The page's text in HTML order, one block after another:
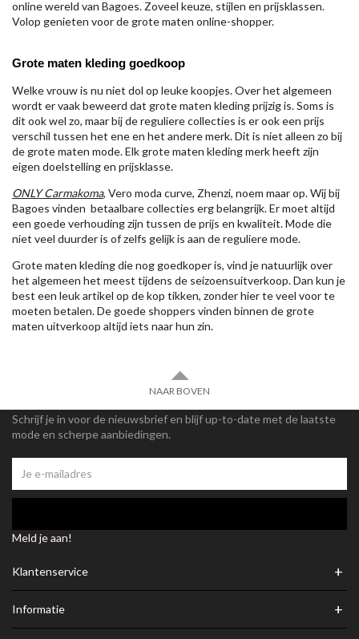
online wereld van Bagoes. Zoveel keuze, stijlen en prijsklassen.
Volop genieten voor de grote maten online-shopper.
Grote maten kleding goedkoop
Welke vrouw is nu niet dol op leuke koopjes. Over het algemeen
wordt er vaak beweerd dat grote maten kleding prijzig is. Soms is
dit ook wel zo, maar bij de reguliere collecties is er ook een prijs
verschil tussen het ene en het andere merk. Dit is niet alleen zo bij
de grote maten mode. Elk grote maten kleding merk heeft zijn
eigen doelstelling en prijsklasse.
ONLY Carmakoma, Vero moda curve, Zhenzi, noem maar op. Wij bij
Bagoes vinden betaalbare collecties erg belangrijk. Er moet altijd
een goede verhouding zijn tussen de prijs en kwaliteit. Mode die
niet veel duurder is of zelfs gelijk is aan de reguliere mode.
Grote maten kleding die nog goedkoper is, vind je natuurlijk over
het algemeen het meest tijdens de seizoensuitverkoop. Dan kun je
best een leuk artikel op de kop tikken, zonder hier te veel voor te
moeten betalen. De goede shoppers vinden binnen de grote
maten uitverkoop altijd iets naar hun zin.
NAAR BOVEN
Schrijf je in voor de nieuwsbrief en blijf up-to-date met de laatste
mode en scherpe aanbiedingen.
Meld je aan!
Klantenservice +
Informatie +